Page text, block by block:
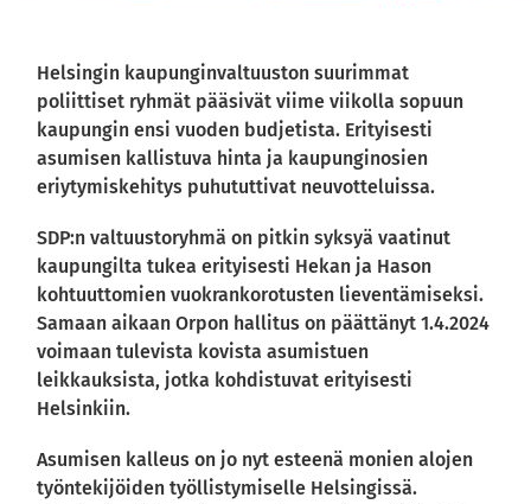
Helsingin kaupunginvaltuuston suurimmat
poliittiset ryhmät pääsivät viime viikolla sopuun
kaupungin ensi vuoden budjetista. Erityisesti
asumisen kallistuva hinta ja kaupunginosien
eriytymiskehitys puhututtivat neuvotteluissa.
SDP:n valtuustoryhmä on pitkin syksyä vaatinut
kaupungilta tukea erityisesti Hekan ja Hason
kohtuuttomien vuokrankorotusten lieventämiseksi.
Samaan aikaan Orpon hallitus on päättänyt 1.4.2024
voimaan tulevista kovista asumistuen
leikkauksista, jotka kohdistuvat erityisesti
Helsinkiin.
Asumisen kalleus on jo nyt esteenä monien alojen
työntekijöiden työllistymiselle Helsingissä.